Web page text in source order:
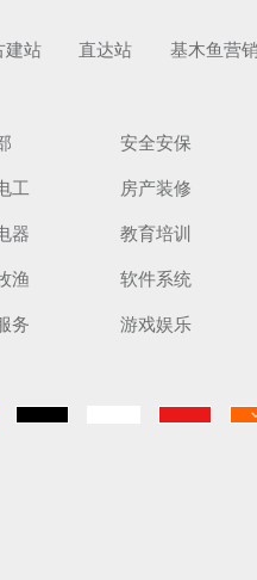
建站 直达站 基木鱼营
安全安保
工
房产装修
器
教育培训
渔
软件系统
务
游戏娱乐